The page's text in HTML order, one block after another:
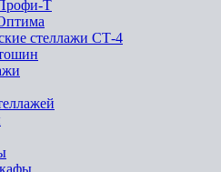
Т
стеллажи СТ-4